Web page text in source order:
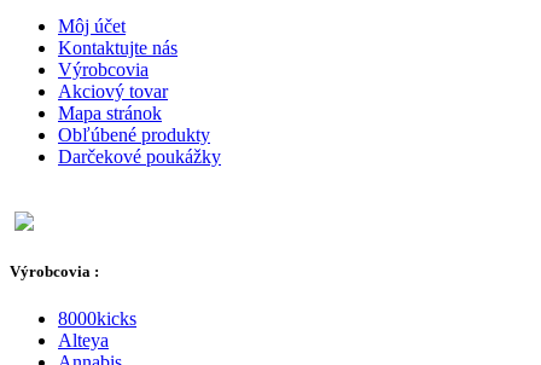
Môj účet
Kontaktujte nás
Výrobcovia
Akciový tovar
Mapa stránok
Obľúbené produkty
Darčekové poukážky
Výrobcovia :
8000kicks
Alteya